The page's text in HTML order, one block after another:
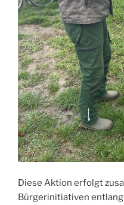
Diese Aktion erfolgt
Bürgerinitiativen